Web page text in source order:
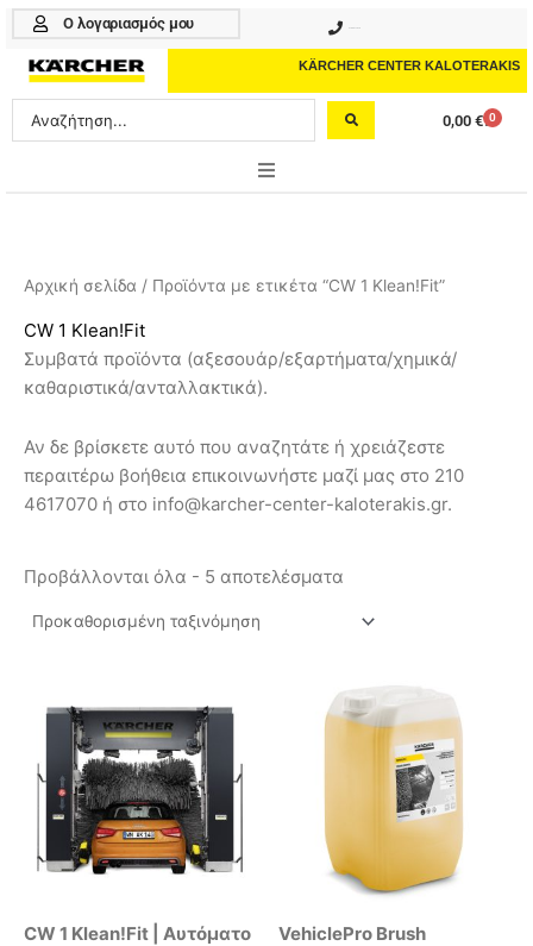
Μετάβαση
περιεχόμενο
Ο λογαριασμός μου
KÄRCHER CENTER KALOTERAKIS
Search
...
0,00 € 0
Cart
PROFESSIONAL
ΑΞΕΣΟΥΑΡ
ΥΠΗΡΕΣΙΕΣ-ΝΕΑ-ΛΥΣΕΙΣ
Αρχική σελίδα / Προϊόντα με ετικέτα “CW 1 Klean!Fit”
CW 1 Klean!Fit
Συμβατά προϊόντα (αξεσουάρ/εξαρτήματα/χημικά/
καθαριστικά/ανταλλακτικά).
Αν δε βρίσκετε αυτό που αναζητάτε ή χρειάζεστε
περαιτέρω βοήθεια επικοινωνήστε μαζί μας στο 210
4617070 ή στο info@karcher-center-kaloterakis.gr.
Προβάλλονται όλα - 5 αποτελέσματα
CW 1 Klean!Fit | Αυτόματο
VehiclePro Brush